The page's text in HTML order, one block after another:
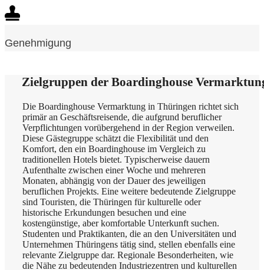
Genehmigung
Zielgruppen der Boardinghouse
Die Boardinghouse Vermarktung in Thüringen richtet sich
primär an Geschäftsreisende, die aufgrund beruflicher
Verpflichtungen vorübergehend in der Region verweilen.
Diese Gästegruppe schätzt die Flexibilität und den
Komfort, den ein Boardinghouse im Vergleich zu
traditionellen Hotels bietet. Typischerweise dauern
Aufenthalte zwischen einer Woche und mehreren
Monaten, abhängig von der Dauer des jeweiligen
beruflichen Projekts. Eine weitere bedeutende Zielgruppe
sind Touristen, die Thüringen für kulturelle oder
historische Erkundungen besuchen und eine
kostengünstige, aber komfortable Unterkunft suchen.
Studenten und Praktikanten, die an den Universitäten und
Unternehmen Thüringens tätig sind, stellen ebenfalls eine
relevante Zielgruppe dar. Regionale Besonderheiten, wie
die Nähe zu bedeutenden Industriezentren und kulturellen